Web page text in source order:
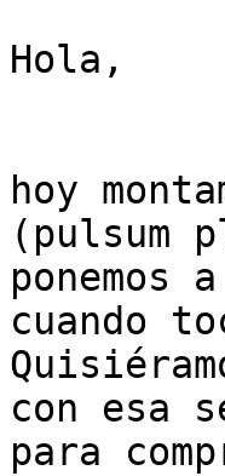
Hola,
hoy
(pulsum
ponemos
cuando
con esa
para